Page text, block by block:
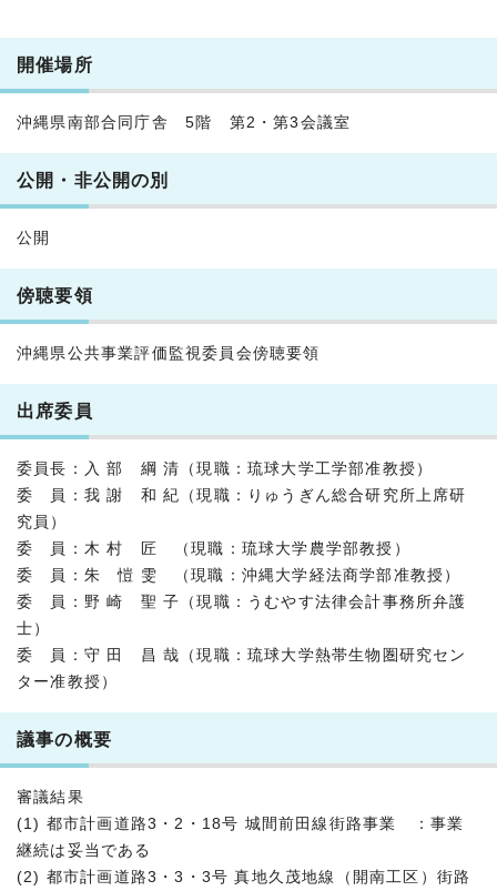
開催場所
沖縄県南部合同庁舎 5階 第2・第3会議室
公開・非公開の別
公開
傍聴要領
沖縄県公共事業評価監視委員会傍聴要領
出席委員
委員長：入 部 綱 清（現職：琉球大学工学部准教授）
委 員：我 謝 和 紀（現職：りゅうぎん総合研究所上席研
究員）
委 員：木 村 匠 （現職：琉球大学農学部教授）
委 員：朱 愷 雯 （現職：沖縄大学経法商学部准教授）
委 員：野 崎 聖 子（現職：うむやす法律会計事務所弁護
士）
委 員：守 田 昌 哉（現職：琉球大学熱帯生物圏研究セン
ター准教授）
議事の概要
審議結果
(1) 都市計画道路3・2・18号 城間前田線街路事業 ：事業
継続は妥当である
(2) 都市計画道路3・3・3号 真地久茂地線（開南工区）街路